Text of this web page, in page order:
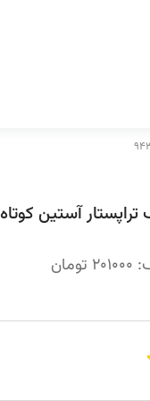
آستین کوتاه۹۴۳
201000 تومان